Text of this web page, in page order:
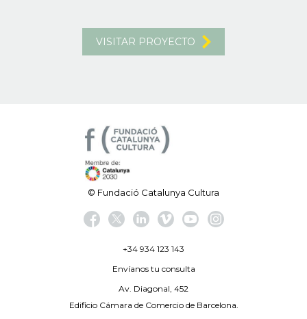
VISITAR PROYECTO
© Fundació Catalunya Cultura
+34 934 123 143
Envíanos tu consulta
Av. Diagonal, 452
Edificio Cámara de Comercio de Barcelona.